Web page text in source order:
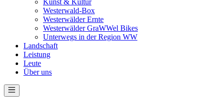
Kunst & Kultur
Westerwald-Box
Westerwälder Ernte
Westerwälder GraWWel Bikes
Unterwegs in der Region WW
Landschaft
Leistung
Leute
Über uns